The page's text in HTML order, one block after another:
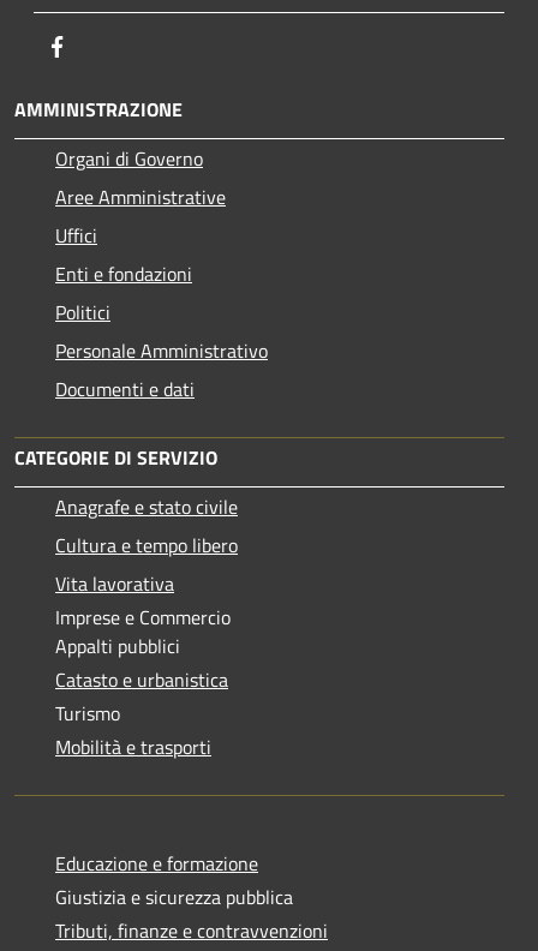
AMMINISTRAZIONE
Organi di Governo
Aree Amministrative
Uffici
Enti e fondazioni
Politici
Personale Amministrativo
Documenti e dati
CATEGORIE DI SERVIZIO
Anagrafe e stato civile
Cultura e tempo libero
Vita lavorativa
Imprese e Commercio
Appalti pubblici
Catasto e urbanistica
Turismo
Mobilità e trasporti
Educazione e formazione
Giustizia e sicurezza pubblica
Tributi, finanze e contravvenzioni